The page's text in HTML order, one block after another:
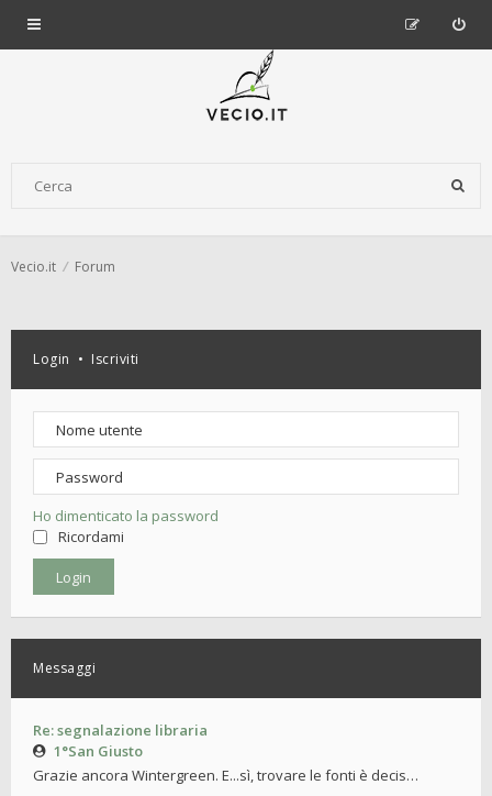
Vecio.it Forum
Login • Iscriviti
Ho dimenticato la password
Ricordami
Messaggi
Re: segnalazione libraria
1°San Giusto
Grazie ancora Wintergreen. E...sì, trovare le fonti è decis…